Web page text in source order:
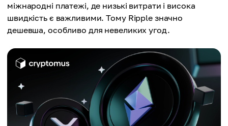
міжнародні платежі, де низькі витрати і висока
швидкість є важливими. Тому Ripple значно
дешевша, особливо для невеликих угод.